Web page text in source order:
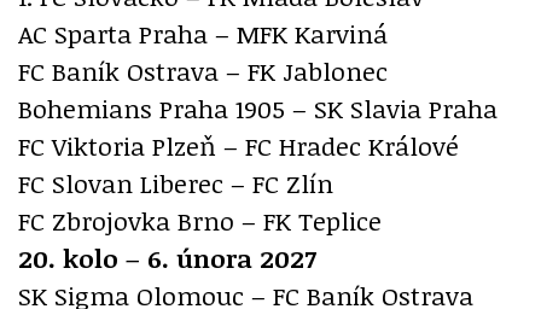
AC Sparta Praha – MFK Karviná
FC Baník Ostrava – FK Jablonec
Bohemians Praha 1905 – SK Slavia Praha
FC Viktoria Plzeň – FC Hradec Králové
FC Slovan Liberec – FC Zlín
FC Zbrojovka Brno – FK Teplice
20. kolo – 6. února 2027
SK Sigma Olomouc – FC Baník Ostrava